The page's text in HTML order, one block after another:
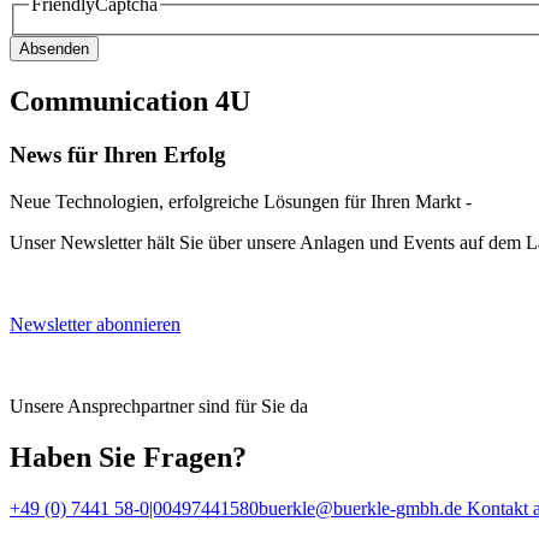
Absenden
Communication 4U
News für Ihren Erfolg
Neue Technologien, erfolgreiche Lösungen für Ihren Markt -
Unser Newsletter hält Sie über unsere Anlagen und Events auf dem
Newsletter abonnieren
Unsere Ansprechpartner sind für Sie da
Haben Sie Fragen?
+49 (0) 7441 58-0|00497441580buerkle@buerkle-gmbh.de Kontakt